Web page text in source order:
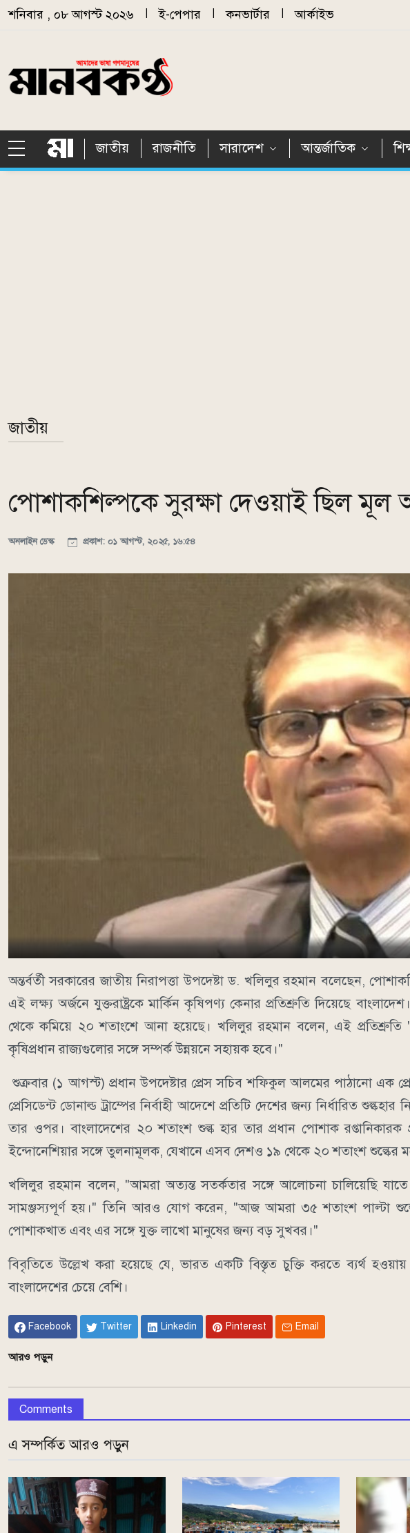
Skip to main content
শনিবার , ০৮ আগস্ট ২০২৬ ই-পেপার কনভার্টার আর্কাইভ
জাতীয় রাজনীতি সারাদেশ আন্তর্জাতিক
জাতীয়
পোশাকশিল্পকে সুরক্ষা দেওয়াই ছিল মূল
অনলাইন ডেস্ক প্রকাশ: ০১ আগস্ট, ২০২৫, ১৬:৫৪
অন্তর্বর্তী সরকারের জাতীয় নিরাপত্তা উপদেষ্টা ড. খলিলুর রহমান বলেছেন,
এই লক্ষ্য অর্জনে যুক্তরাষ্ট্রকে মার্কিন কৃষিপণ্য কেনার প্রতিশ্রুতি দিয়েছে
থেকে কমিয়ে ২০ শতাংশে আনা হয়েছে। খলিলুর রহমান বলেন, এই প্রতিশ্রুতি
কৃষিপ্রধান রাজ্যগুলোর সঙ্গে সম্পর্ক উন্নয়নে সহায়ক হবে।"
শুক্রবার (১ আগস্ট) প্রধান উপদেষ্টার প্রেস সচিব শফিকুল আলমের পাঠানো এক
প্রেসিডেন্ট ডোনাল্ড ট্রাম্পের নির্বাহী আদেশে প্রতিটি দেশের জন্য নির্ধারিত শুল্কহার
তার ওপর। বাংলাদেশের ২০ শতাংশ শুল্ক হার তার প্রধান পোশাক রপ্তানিকারক
ইন্দোনেশিয়ার সঙ্গে তুলনামূলক, যেখানে এসব দেশও ১৯ থেকে ২০ শতাংশ শুল্কের
খলিলুর রহমান বলেন, "আমরা অত্যন্ত সতর্কতার সঙ্গে আলোচনা চালিয়েছি যাতে
সামঞ্জস্যপূর্ণ হয়।" তিনি আরও যোগ করেন, "আজ আমরা ৩৫ শতাংশ পাল্টা
পোশাকখাত এবং এর সঙ্গে যুক্ত লাখো মানুষের জন্য বড় সুখবর।"
বিবৃতিতে উল্লেখ করা হয়েছে যে, ভারত একটি বিস্তৃত চুক্তি করতে ব্যর্থ
বাংলাদেশের চেয়ে বেশি।
Facebook Twitter Linkedin Pinterest Email
আরও পড়ুন
Comments
এ সম্পর্কিত আরও পড়ুন